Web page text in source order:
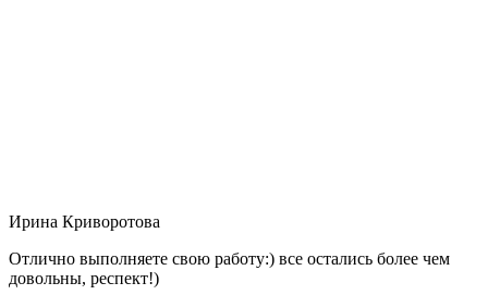
Ирина Криворотова
Отлично выполняете свою работу:) все остались более чем
довольны, респект!)